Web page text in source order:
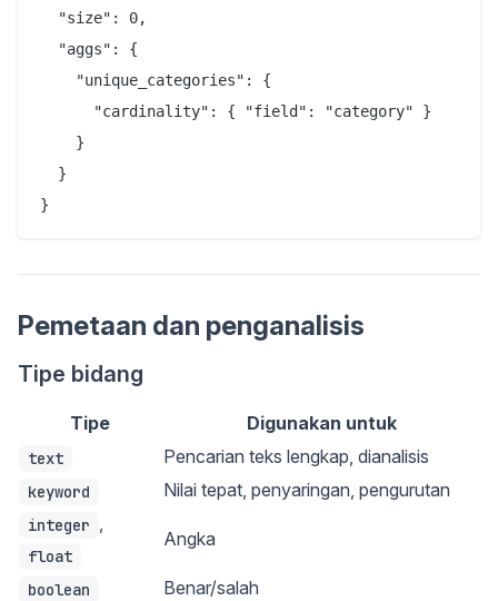
  "size": 0,
  "aggs": {
    "unique_categories": {
      "cardinality": { "field": "category" }
    }
  }
Pemetaan dan penganalisis
Tipe bidang
Tipe Digunakan untuk
text Pencarian teks lengkap, dianalisis
keyword Nilai tepat, penyaringan, pengurutan
integer
float
Angka
boolean Benar/salah